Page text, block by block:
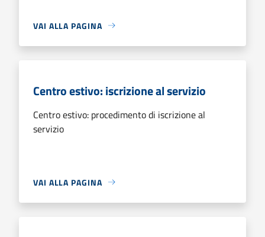
VAI ALLA PAGINA
Centro estivo: iscrizione al servizio
Centro estivo: procedimento di iscrizione al
servizio
VAI ALLA PAGINA